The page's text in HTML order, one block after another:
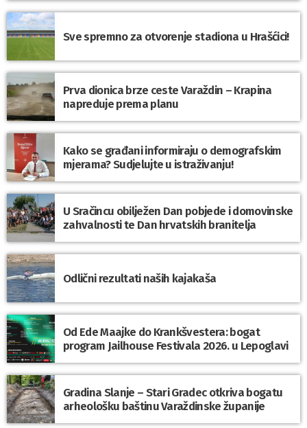
Sve spremno za otvorenje stadiona u Hrašćici!
Prva dionica brze ceste Varaždin – Krapina
napreduje prema planu
Kako se građani informiraju o demografskim
mjerama? Sudjelujte u istraživanju!
U Sračincu obilježen Dan pobjede i domovinske
zahvalnosti te Dan hrvatskih branitelja
Odlični rezultati naših kajakaša
Od Ede Maajke do Krankšvestera: bogat
program Jailhouse Festivala 2026. u Lepoglavi
Gradina Slanje – Stari Gradec otkriva bogatu
arheološku baštinu Varaždinske županije